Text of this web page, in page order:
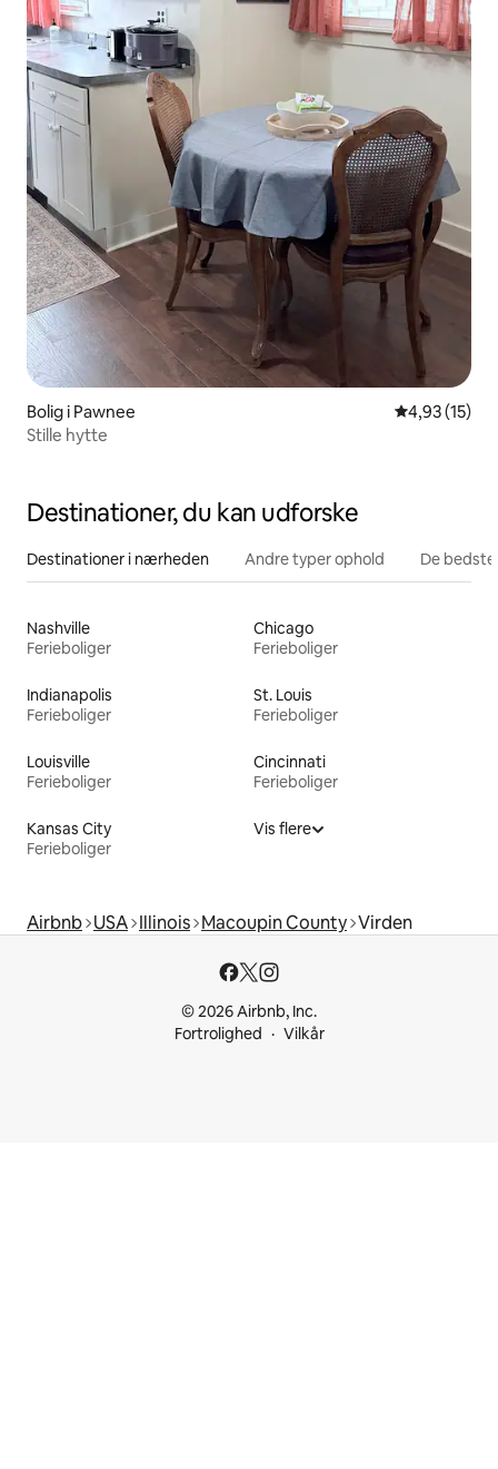
Bolig i Pawnee 4,93 ud af 5
4,93 (15)
Stille hytte
Destinationer, du kan udforske
Destinationer i nærheden Andre typer ophold De
Nashville
Ferieboliger
Chicago
Ferieboliger
Indianapolis
Ferieboliger
St. Louis
Ferieboliger
Louisville
Ferieboliger
Cincinnati
Ferieboliger
Kansas City
Ferieboliger
Vis flere
Airbnb USA Illinois Macoupin County Virden
© 2026 Airbnb, Inc.
Fortrolighed
Vilkår